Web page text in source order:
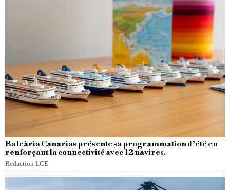
Baleària Canarias présente sa programmation d’été en
renforçant la connectivité avec 12 navires.
Redaction LCE